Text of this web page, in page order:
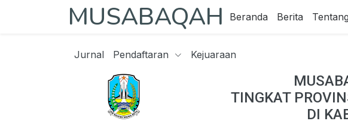
MUSABAQAH Beranda Berita
Jurnal Pendaftaran Kejuaraan
TINGKAT
DI